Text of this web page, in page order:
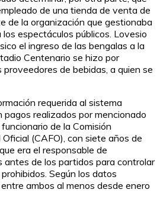
de una tienda de venta de
de la organización que gestionaba
espectáculos públicos. Lovesio
el ingreso de las bengalas a la
Centenario se hizo por
de bebidas, a quien se
requerida al sistema
realizados por mencionado
de la Comisión
(CAFO), con siete años de
era el responsable de
antes de los partidos para controlar
Según los datos
ambos al menos desde enero